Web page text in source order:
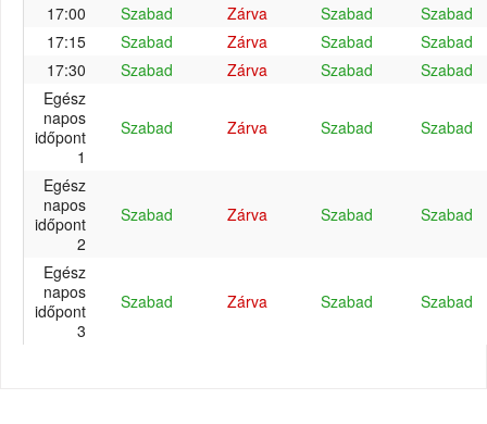
17:00
Szabad Zárva Szabad
Szabad
17:15
Szabad Zárva Szabad
Szabad
17:30
Szabad Zárva Szabad
Szabad
Egész
napos
időpont
1
Szabad Zárva Szabad Szabad
Egész
napos
időpont
2
Szabad Zárva Szabad Szabad
Egész
napos
időpont
3
Szabad Zárva Szabad Szabad